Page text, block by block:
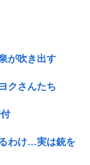
が吹き出す
クさんたち
わけ…実は銃を